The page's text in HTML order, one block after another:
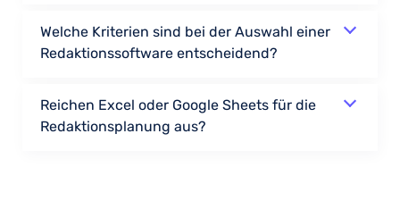
Welche Kriterien sind bei der Auswahl einer
Redaktionssoftware entscheidend?
Reichen Excel oder Google Sheets für die
Redaktionsplanung aus?